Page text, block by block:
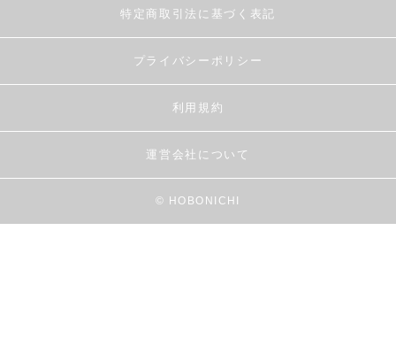
特定商取引法に基づく表記
プライバシーポリシー
利用規約
運営会社について
© HOBONICHI